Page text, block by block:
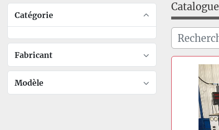
Catégorie
Fabricant
Modèle
Catalogue